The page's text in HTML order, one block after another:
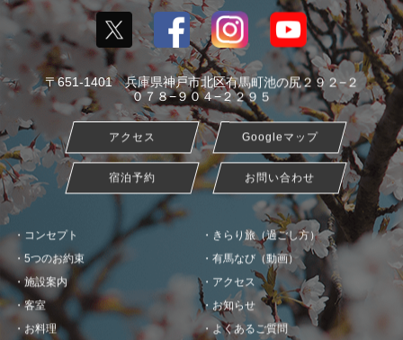
〒651-1401 兵庫県神戸市北区有馬町池の尻２９２−２
０７８−９０４−２２９５
アクセス Googleマップ
宿泊予約 お問い合わせ
コンセプト
5つのお約束
施設案内
客室
お料理
きらり旅（過ごし方）
有馬なび（動画）
アクセス
お知らせ
よくあるご質問